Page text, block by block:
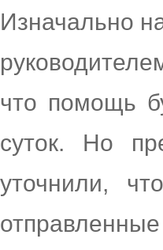
Изначально
что помощь
суток. Но
уточнили,